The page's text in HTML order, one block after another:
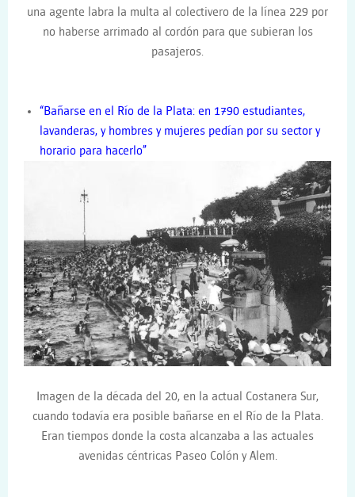
una agente labra la multa al colectivero de la línea 229 por
no haberse arrimado al cordón para que subieran los
pasajeros.
“Bañarse en el Río de la Plata: en 1790 estudiantes,
lavanderas, y hombres y mujeres pedían por su sector y
horario para hacerlo”
Imagen de la década del 20, en la actual Costanera Sur,
cuando todavía era posible bañarse en el Río de la Plata.
Eran tiempos donde la costa alcanzaba a las actuales
avenidas céntricas Paseo Colón y Alem.